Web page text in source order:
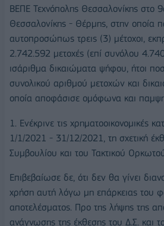
ΒΕΠΕ Τεχνόπολης Θεσσαλονίκης στο
Θεσσαλονίκης - Θέρμης, στην οποία
αυτοπροσώπως τρεις (3) μέτοχοι,
2.742.592 μετοχές (επί συνόλου
ισάριθμα δικαιώματα ψήφου, ήτοι
συνολικού αριθμού μετοχών και
οποία αποφάσισε ομόφωνα και
1. Ενέκρινε τις χρηματοοικονομικές
1/1/2021 - 31/12/2021, τη σχετική
Συμβουλίου και του Τακτικού
Επιβεβαίωσε δε, ότι δεν θα γίνει
χρήση αυτή λόγω μη επάρκειας του
αποτελέσματος. Προ της λήψης της
ανάγνωσης της έκθεσης του Δ.Σ. και